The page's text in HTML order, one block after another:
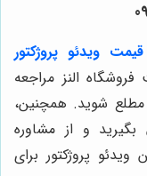
قیمت ویدئو پروژکتور
النز مراجعه
مطلع شوید. همچنین،
بگیرید و از مشاوره
پروژکتور برای